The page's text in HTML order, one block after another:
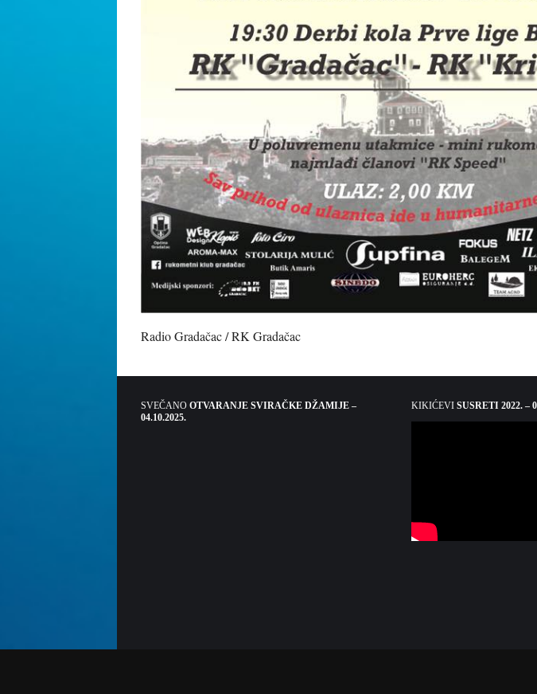
Radio Gradačac / RK Gradačac
SVEČANO OTVARANJE SVIRAČKE DŽAMIJE –
04.10.2025.
KIKIĆEVI SUSRETI 2022. –